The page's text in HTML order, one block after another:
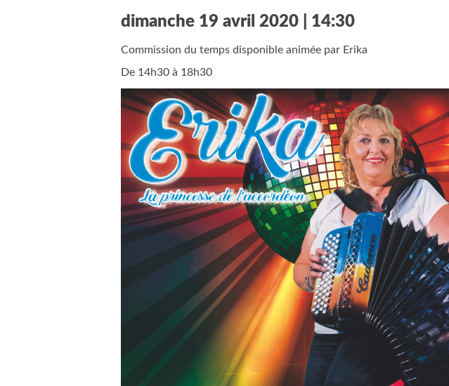
dimanche 19 avril 2020 | 14:30
Commission du temps disponible animée par Erika
De 14h30 à 18h30